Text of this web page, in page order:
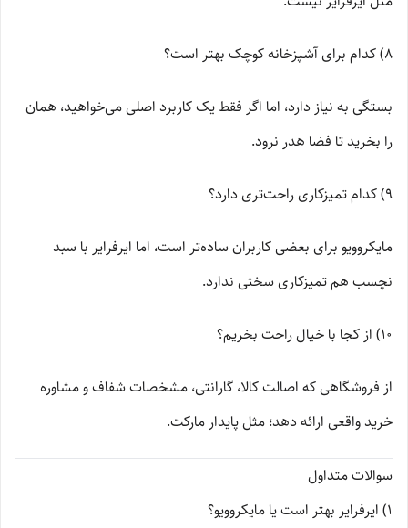
8) کدام برای آشپزخانه کوچک بهتر است؟
بستگی به نیاز دارد، اما اگر فقط یک کاربرد اصلی می‌خواهید، همان
را بخرید تا فضا هدر نرود.
9) کدام تمیزکاری راحت‌تری دارد؟
مایکروویو برای بعضی کاربران ساده‌تر است، اما ایرفرایر با سبد
نچسب هم تمیزکاری سختی ندارد.
10) از کجا با خیال راحت بخریم؟
از فروشگاهی که اصالت کالا، گارانتی، مشخصات شفاف و مشاوره
خرید واقعی ارائه دهد؛ مثل پایدار مارکت.
سوالات متداول
1) ایرفرایر بهتر است یا مایکروویو؟